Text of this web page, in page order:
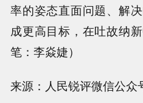
率的姿态直面问题、解
成更高目标，在吐故纳
笔：李焱婕）
来源：人民锐评微信公众